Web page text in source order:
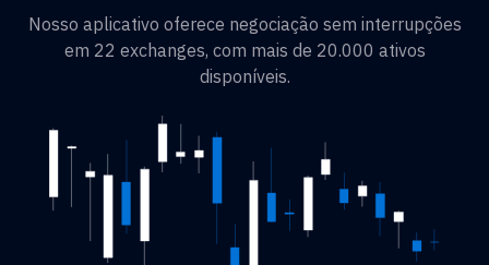
Nosso aplicativo oferece negociação sem interrupções
em 22 exchanges, com mais de 20.000 ativos
disponíveis.